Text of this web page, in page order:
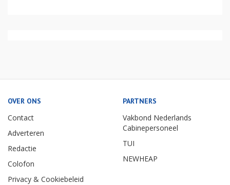
OVER ONS
Contact
Adverteren
Redactie
Colofon
Privacy & Cookiebeleid
PARTNERS
Vakbond Nederlands
Cabinepersoneel
TUI
NEWHEAP